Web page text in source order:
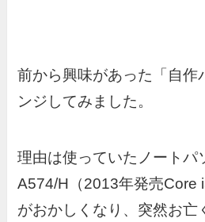
前から興味があった「自作
ンジしてみました。
理由は使っていたノートパ
A574/H（2013年発売Core
がおかしくなり、突然お亡